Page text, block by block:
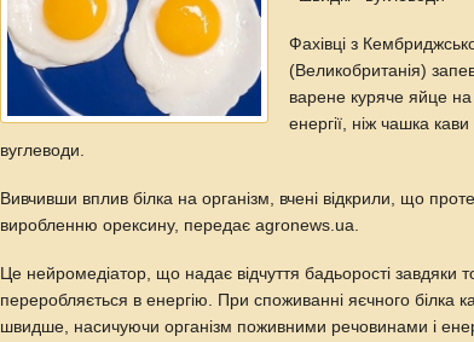
Фахівці з
(Великобританія)
варене куряче яйце на
енергії, ніж чашка
вуглеводи.
Вивчивши вплив білка на організм, вчені відкрили, що
виробленню орексину, передає agronews.ua.
Це нейромедіатор, що надає відчуття бадьорості
переробляється в енергію. При споживанні яєчного білка
швидше, насичуючи організм поживними речовинами і